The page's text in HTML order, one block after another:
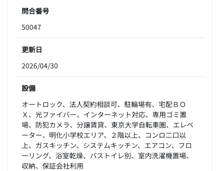
問合番号
50047
更新日
2026/04/30
設備
オートロック、法人契約相談可、駐輪場有、宅配ＢＯ
Ｘ、光ファイバー、インターネット対応、専用ゴミ置
場、防犯カメラ、分譲賃貸、東京大学自転車圏、エレベ
ーター、明化小学校エリア、２階以上、コンロ二口以
上、ガスキッチン、システムキッチン、エアコン、フロ
ーリング、浴室乾燥、バストイレ別、室内洗濯機置場、
収納、保証会社利用